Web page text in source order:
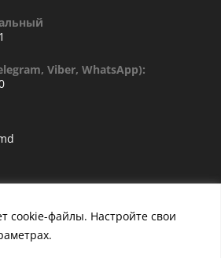
cookie-файлы. Настройте свои
Viber, WhatsApp):